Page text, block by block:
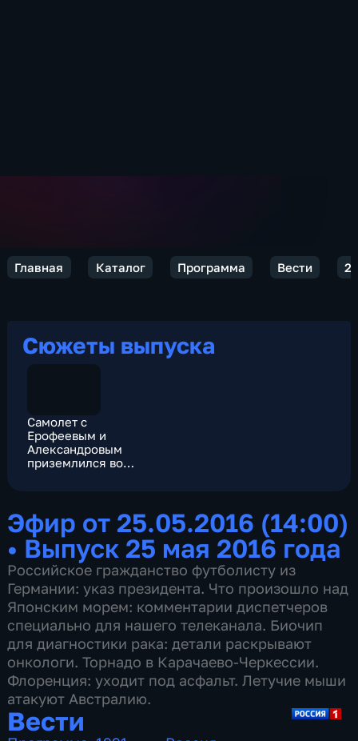
Главная Каталог Программа Вести
Сюжеты выпуска
Самолет с
Ерофеевым и
Александровым
приземлился во
Эфир от 25.05.2016 (14:00)
• Выпуск 25 мая 2016 года
Российское гражданство футболисту из
Германии: указ президента. Что произошло над
Японским морем: комментарии диспетчеров
специально для нашего телеканала. Биочип
для диагностики рака: детали раскрывают
онкологи. Торнадо в Карачаево-Черкессии.
Флоренция: уходит под асфальт. Летучие мыши
атакуют Австралию.
Вести